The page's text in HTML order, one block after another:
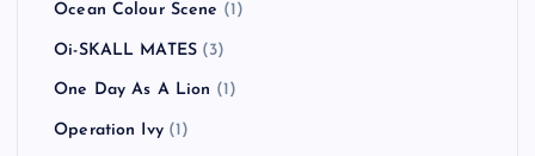
Ocean Colour Scene (1)
Oi-SKALL MATES (3)
One Day As A Lion (1)
Operation Ivy(1)